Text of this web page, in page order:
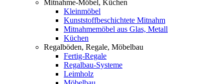
Mitnahme-Möbel, Küchen
Kleinmöbel
Kunststoffbeschichtete Mitnahm
Mitnahmemöbel aus Glas, Metall
Küchen
Regalböden, Regale, Möbelbau
Fertig-Regale
Regalbau-Systeme
Leimholz